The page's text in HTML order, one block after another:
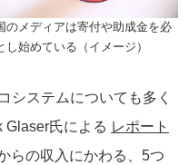
のメディアは寄付や助成金を必
し始めている（イメージ）
システムについても多く
Glaser氏による レポート
らの収入にかわる、5つ